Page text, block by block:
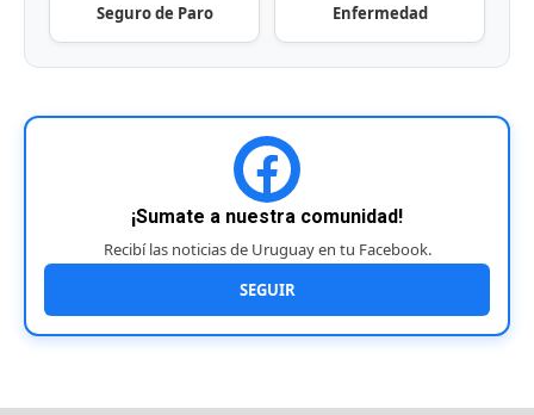
Seguro de Paro Enfermedad
¡Sumate a nuestra comunidad!
Recibí las noticias de Uruguay en tu Facebook.
SEGUIR